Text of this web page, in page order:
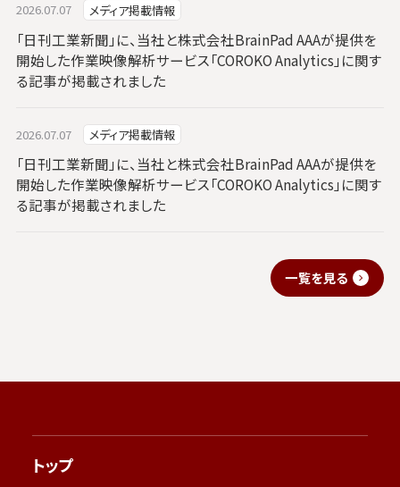
2026.07.07 メディア掲載情報
「日刊工業新聞」に、当社と株式会社BrainPad AAAが提供を
開始した作業映像解析サービス「COROKO Analytics」に関す
る記事が掲載されました
2026.07.07 メディア掲載情報
「日刊工業新聞」に、当社と株式会社BrainPad AAAが提供を
開始した作業映像解析サービス「COROKO Analytics」に関す
る記事が掲載されました
一覧を見る
トップ